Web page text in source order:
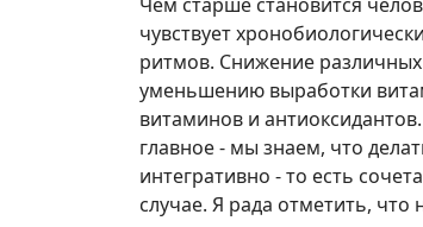
чувствует
ритмов. Снижение
уменьшению выработки
витаминов и
главное - мы знаем, что
интегративно - то есть
случае. Я рада отметить,